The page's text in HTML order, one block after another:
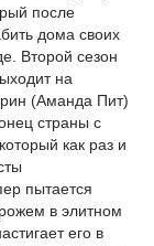
после
дома своих
Второй сезон
на
(Аманда Пит)
страны с
как раз и
пытается
в элитном
его в